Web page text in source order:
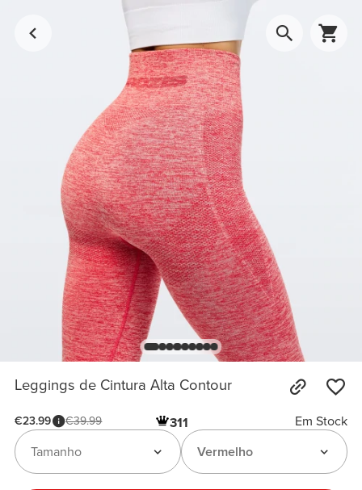
Leggings de Cintura Alta Contour
€23.99 €39.99 311
Em Stock
Vermelho
Tamanho